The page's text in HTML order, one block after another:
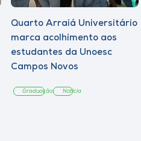
Quarto Arraiá Universitário
marca acolhimento aos
estudantes da Unoesc
Campos Novos
Graduação Notícia